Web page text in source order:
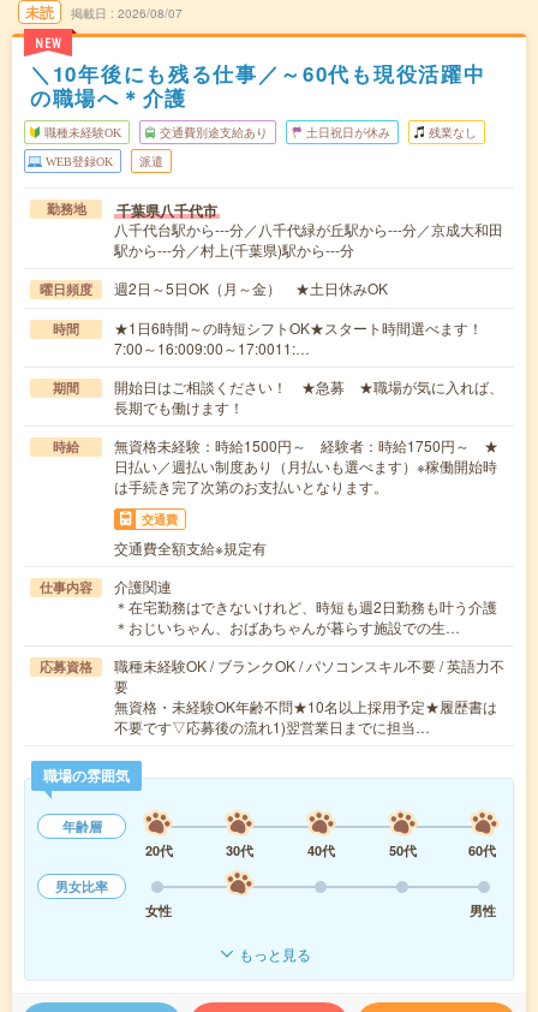
未読
NEW
掲載日 2026/08/07
＼10年後にも残る仕事／～60代も現役活躍中
の職場へ＊介護
職種未経験OK 交通費別途支給あり 土日祝日が休み 残業なし
WEB登録OK 派遣
勤務地 千葉県八千代市
八千代台駅から---分／八千代緑が丘駅から---分／京成大和田
駅から---分／村上(千葉県)駅から---分
曜日頻度 週2日～5日OK（月～金） ★土日休みOK
時間
★1日6時間～の時短シフトOK★スタート時間選べます！
7:00～16:009:00～17:0011:…
期間
開始日はご相談ください！ ★急募 ★職場が気に入れば、
長期でも働けます！
時給
無資格未経験：時給1500円～ 経験者：時給1750円～ ★
日払い／週払い制度あり（月払いも選べます）※稼働開始時
は手続き完了次第のお支払いとなります。
交通費
交通費全額支給※規定有
仕事内容
介護関連
＊在宅勤務はできないけれど、時短も週2日勤務も叶う介護
＊おじいちゃん、おばあちゃんが暮らす施設での生…
応募資格
職種未経験OK / ブランクOK / パソコンスキル不要 / 英語力不
要
無資格・未経験OK年齢不問★10名以上採用予定★履歴書は
不要です▽応募後の流れ1)翌営業日までに担当…
職場の雰囲気
年齢層
20代
30代 40代 50代
60代
男女比率
女性
男性
もっと見る